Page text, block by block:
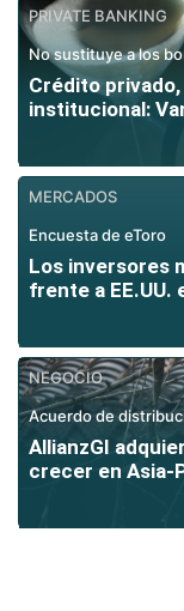
PRIVATE BANKING
No sustituye a los
Crédito
institucional:
MERCADOS
Encuesta de eToro
Los inversores
frente a EE.UU.
NEGOCIO
Acuerdo de
AllianzGI
crecer en Asia-